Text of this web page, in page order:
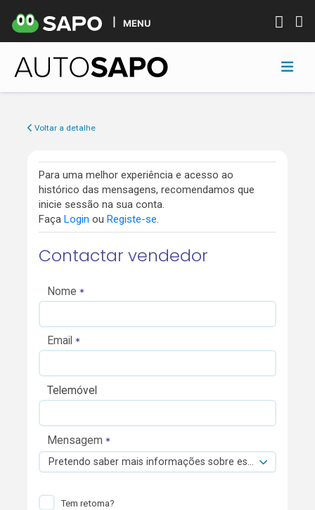
MENU
Voltar a detalhe
Para uma melhor experiência e acesso ao
histórico das mensagens, recomendamos que
inicie sessão na sua conta.
Faça Login ou Registe-se.
Contactar vendedor
Nome
Email
Telemóvel
Mensagem
Pretendo saber mais informações sobre esta viatura.
Tem retoma?